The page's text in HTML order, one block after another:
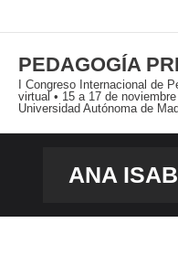
PEDAGOGÍA
I Congreso Internacional de
virtual • 15 a 17 de
Universidad Autónoma de
ANA